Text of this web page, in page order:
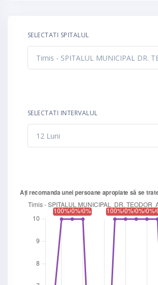
SELECTATI SPITALUL
SELECTATI INTERVALUL